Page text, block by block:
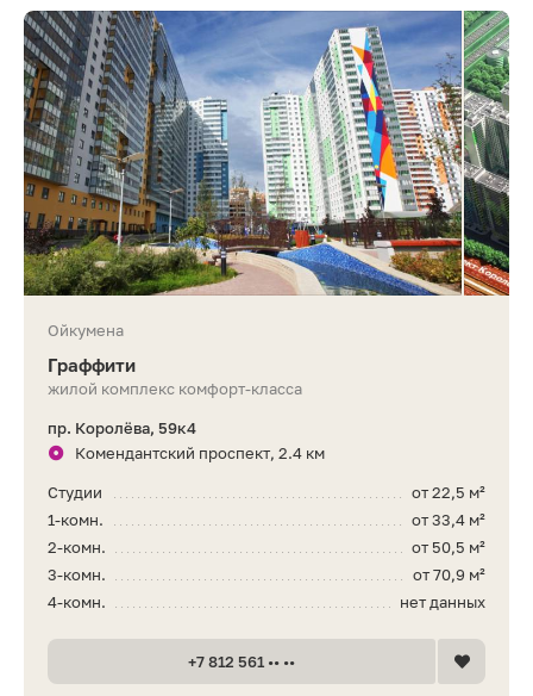
Ойкумена
Граффити
жилой комплекс комфорт-класса
пр. Королёва, 59к4
Комендантский проспект, 2.4 км
от 22,5 м²
Студии
от 33,4 м²
1-комн.
от 50,5 м²
2-комн.
от 70,9 м²
3-комн.
нет данных
4-комн.
+7 812 561 •• ••